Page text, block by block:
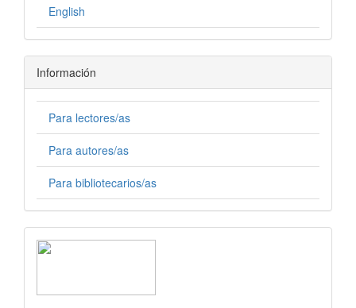
English
Información
Para lectores/as
Para autores/as
Para bibliotecarios/as